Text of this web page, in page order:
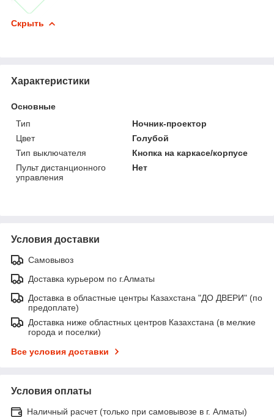
Скрыть
Характеристики
Основные
Тип
Ночник-проектор
Цвет
Голубой
Тип выключателя
Кнопка на каркасе/корпусе
Пульт дистанционного
управления
Нет
Условия доставки
Самовывоз
Доставка курьером по г.Алматы
Доставка в областные центры Казахстана "ДО ДВЕРИ" (по
предоплате)
Доставка ниже областных центров Казахстана (в мелкие
города и поселки)
Все условия доставки
Условия оплаты
Наличный расчет (только при самовывозе в г. Алматы)